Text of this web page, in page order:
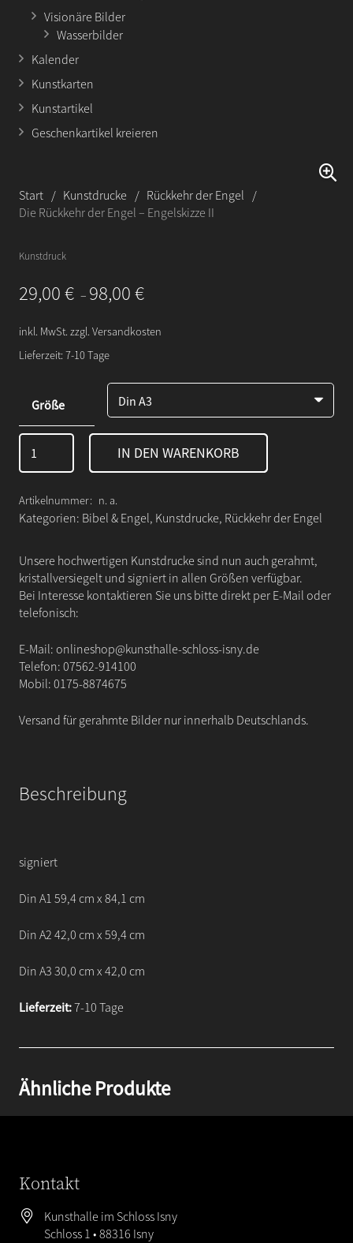
Visionäre Bilder
Wasserbilder
Kalender
Kunstkarten
Kunstartikel
Geschenkartikel kreieren
Start / Kunstdrucke / Rückkehr der Engel /
Die Rückkehr der Engel – Engelskizze II
Kunstdruck
29,00€ – 98,00€
inkl. MwSt. zzgl. Versandkosten
Lieferzeit: 7-10 Tage
Größe
Die
Rückkehr
der
Engel
-
Engelskizze
Menge
IN DEN WARENKORB
Artikelnummer: n. a.
Kategorien: Bibel & Engel, Kunstdrucke, Rückkehr der Engel
Unsere hochwertigen Kunstdrucke sind nun auch gerahmt,
kristallversiegelt und signiert in allen Größen verfügbar.
Bei Interesse kontaktieren Sie uns bitte direkt per E-Mail oder
telefonisch:
E-Mail: onlineshop@kunsthalle-schloss-isny.de
Telefon: 07562-914100
Mobil: 0175-8874675
Versand für gerahmte Bilder nur innerhalb Deutschlands.
Beschreibung
signiert
Din A1 59,4 cm x 84,1 cm
Din A2 42,0 cm x 59,4 cm
Din A3 30,0 cm x 42,0 cm
Lieferzeit:7-10 Tage
Ähnliche Produkte
Kontakt
Kunsthalle im Schloss Isny
Schloss 1 • 88316 Isny